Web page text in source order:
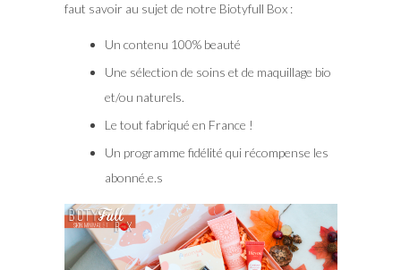
faut savoir au sujet de notre Biotyfull Box :
Un contenu 100% beauté
Une sélection de soins et de maquillage bio
et/ou naturels.
Le tout fabriqué en France !
Un programme fidélité qui récompense les
abonné.e.s